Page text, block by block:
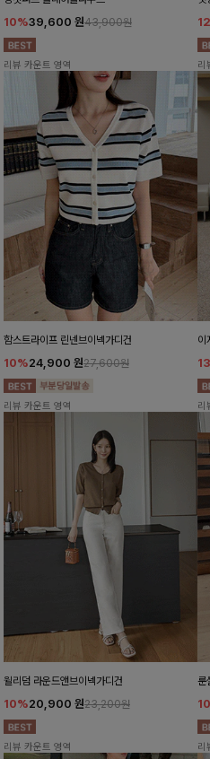
10%39,600 원43,900원
리뷰 카운트 영역 리
함스트라이프 린넨브이넥가디건
10%24,900 원27,600원
리뷰 카운트 영역
이
리
윌리덤 라운드앤브이넥가디건
10%20,900 원23,200원
리뷰 카운트 영역
룬
리